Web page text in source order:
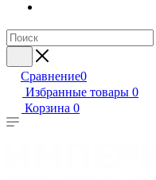
Сравнение0
Избранные товары 0
Корзина 0